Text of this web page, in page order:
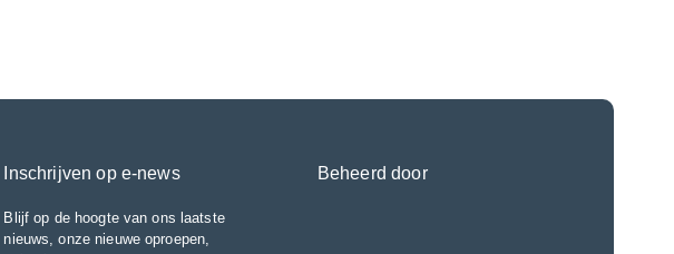
Inschrijven op e-news
Blijf op de hoogte van ons laatste
nieuws, onze nieuwe oproepen,
Beheerd door